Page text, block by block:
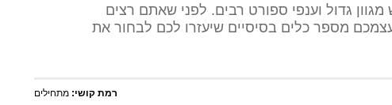
מגוון גדול וענפי ספורט רבים. לפני שאתם רצים
מספר כלים בסיסיים שיעזרו לכם לבחור את
רמת קושי: מתחילים